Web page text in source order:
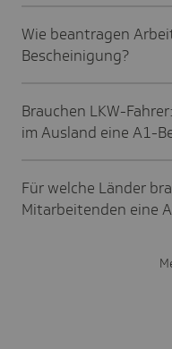
Wie beantragen
Bescheinigung?
Brauchen LKW-
im Ausland eine A1-
Für welche Länder
Mitarbeitenden eine